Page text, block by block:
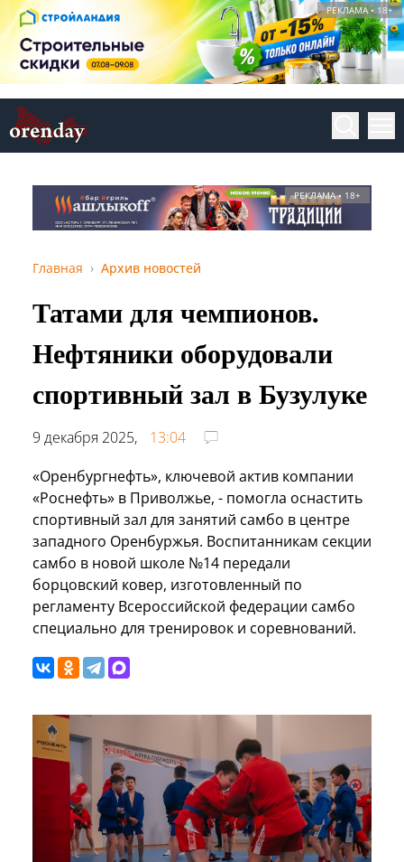
РЕКЛАМА • 18+
РЕКЛАМА • 18+
Главная Архив новостей
Татами для чемпионов.
Нефтяники оборудовали
спортивный зал в Бузулуке
9 декабря 2025,
13:04
«Оренбургнефть», ключевой актив компании
«Роснефть» в Приволжье, - помогла оснастить
спортивный зал для занятий самбо в центре
западного Оренбуржья. Воспитанникам секции
самбо в новой школе №14 передали
борцовский ковер, изготовленный по
регламенту Всероссийской федерации самбо
специально для тренировок и соревнований.